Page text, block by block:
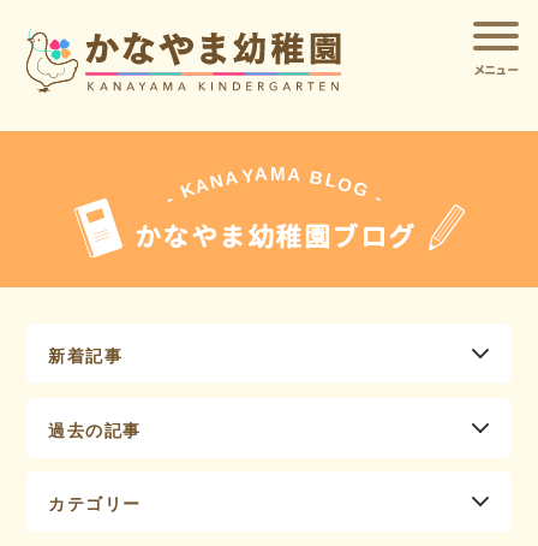
メニュー
- KANAYA MA BLOG -
かなやま幼稚園ブログ
新着記事
過去の記事
カテゴリー